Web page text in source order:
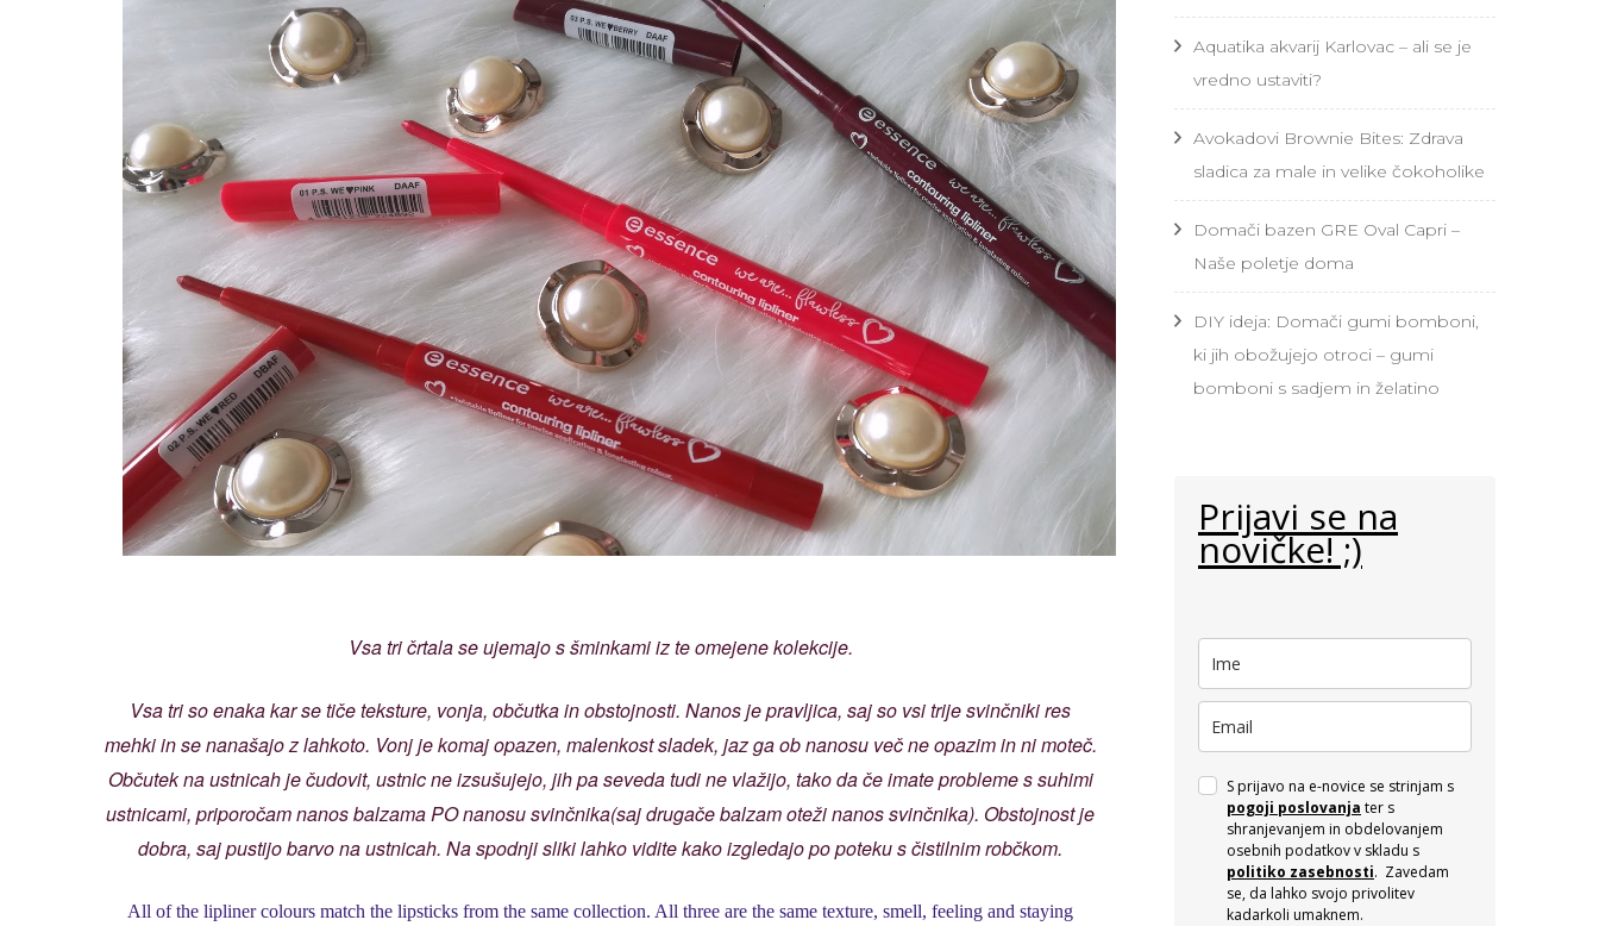
Vsa tri črtala se ujemajo s šminkami iz te omejene kolekcije.
Vsa tri so enaka kar se tiče teksture, vonja, občutka in obstojnosti. Nanos je pravljica, saj so vsi trije svinčniki res
mehki in se nanašajo z lahkoto. Vonj je komaj opazen, malenkost sladek, jaz ga ob nanosu več ne opazim in ni moteč.
Občutek na ustnicah je čudovit, ustnic ne izsušujejo, jih pa seveda tudi ne vlažijo, tako da če imate probleme s suhimi
ustnicami, priporočam nanos balzama PO nanosu svinčnika(saj drugače balzam oteži nanos svinčnika). Obstojnost je
dobra, saj pustijo barvo na ustnicah. Na spodnji sliki lahko vidite kako izgledajo po poteku s čistilnim robčkom.
All of the lipliner colours match the lipsticks from the same collection. All three are the same texture, smell, feeling and staying
Aquatika akvarij Karlovac – ali se je
vredno ustaviti?
Avokadovi Brownie Bites: Zdrava
sladica za male in velike čokoholike
Domači bazen GRE Oval Capri –
Naše poletje doma
DIY ideja: Domači gumi bomboni,
ki jih obožujejo otroci – gumi
bomboni s sadjem in želatino
Prijavi se na
novičke! ;)
S prijavo na e-novice se strinjam s
pogoji poslovanja ter s
shranjevanjem in obdelovanjem
osebnih podatkov v skladu s
politiko zasebnosti. Zavedam
se, da lahko svojo privolitev
kadarkoli umaknem.